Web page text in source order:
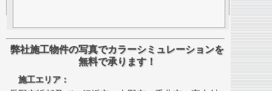
弊社施工物件の写真でカラーシミュレーションを
無料で承ります！
施工エリア：